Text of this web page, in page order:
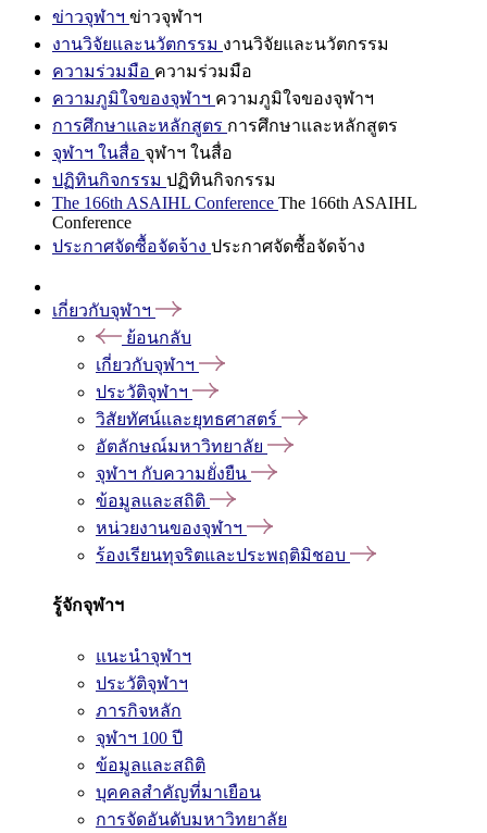
ข่าวจุฬาฯ ข่าวจุฬาฯ
งานวิจัยและนวัตกรรม งานวิจัยและนวัตกรรม
ความร่วมมือ ความร่วมมือ
ความภูมิใจของจุฬาฯ ความภูมิใจของจุฬาฯ
การศึกษาและหลักสูตร การศึกษาและหลักสูตร
จุฬาฯ ในสื่อ จุฬาฯ ในสื่อ
ปฏิทินกิจกรรม ปฏิทินกิจกรรม
The 166th ASAIHL Conference The 166th ASAIHL
Conference
ประกาศจัดซื้อจัดจ้าง ประกาศจัดซื้อจัดจ้าง
เกี่ยวกับจุฬาฯ
ย้อนกลับ
เกี่ยวกับจุฬาฯ
ประวัติจุฬาฯ
วิสัยทัศน์และยุทธศาสตร์
อัตลักษณ์มหาวิทยาลัย
จุฬาฯ กับความยั่งยืน
ข้อมูลและสถิติ
หน่วยงานของจุฬาฯ
ร้องเรียนทุจริตและประพฤติมิชอบ
รู้จักจุฬาฯ
แนะนำจุฬาฯ
ประวัติจุฬาฯ
ภารกิจหลัก
จุฬาฯ 100 ปี
ข้อมูลและสถิติ
บุคคลสำคัญที่มาเยือน
การจัดอันดับมหาวิทยาลัย